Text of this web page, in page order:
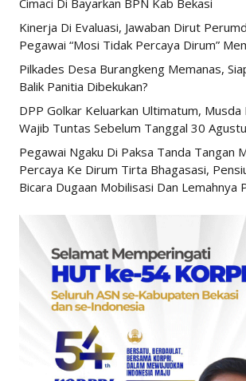
Kinerja Di Evaluasi, Jawaban Dirut
Pegawai “Mosi Tidak Percaya Dirum”
Pilkades Desa Burangkeng Memanas,
Balik Panitia Dibekukan?
DPP Golkar Keluarkan Ultimatum, Musda
Wajib Tuntas Sebelum Tanggal 30
Pegawai Ngaku Di Paksa Tanda Tangan
Percaya Ke Dirum Tirta Bhagasasi,
Bicara Dugaan Mobilisasi Dan Lemahnya